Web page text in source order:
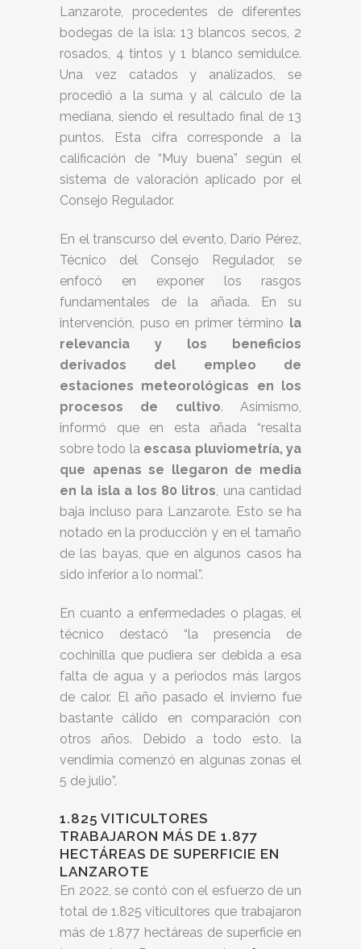
Lanzarote, procedentes de diferentes
bodegas de la isla: 13 blancos secos, 2
rosados, 4 tintos y 1 blanco semidulce.
Una vez catados y analizados, se
procedió a la suma y al cálculo de la
mediana, siendo el resultado final de 13
puntos. Esta cifra corresponde a la
calificación de “Muy buena” según el
sistema de valoración aplicado por el
Consejo Regulador.
En el transcurso del evento, Darío Pérez,
Técnico del Consejo Regulador, se
enfocó en exponer los rasgos
fundamentales de la añada. En su
intervención, puso en primer término la
relevancia y los beneficios
derivados del empleo de
estaciones meteorológicas en los
procesos de cultivo. Asimismo,
informó que en esta añada “resalta
sobre todo la escasa pluviometría, ya
que apenas se llegaron de media
en la isla a los 80 litros, una cantidad
baja incluso para Lanzarote. Esto se ha
notado en la producción y en el tamaño
de las bayas, que en algunos casos ha
sido inferior a lo normal”.
En cuanto a enfermedades o plagas, el
técnico destacó “la presencia de
cochinilla que pudiera ser debida a esa
falta de agua y a periodos más largos
de calor. El año pasado el invierno fue
bastante cálido en comparación con
otros años. Debido a todo esto, la
vendimia comenzó en algunas zonas el
5 de julio”.
1.825 VITICULTORES
TRABAJARON MÁS DE 1.877
HECTÁREAS DE SUPERFICIE EN
LANZAROTE
En 2022, se contó con el esfuerzo de un
total de 1.825 viticultores que trabajaron
más de 1.877 hectáreas de superficie en